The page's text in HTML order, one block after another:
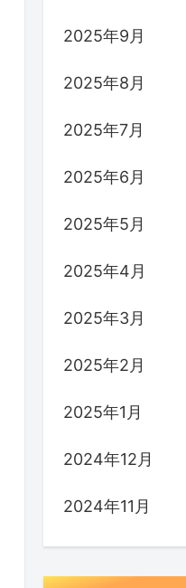
2025年9月
2025年8月
2025年7月
2025年6月
2025年5月
2025年4月
2025年3月
2025年2月
2025年1月
2024年12月
2024年11月